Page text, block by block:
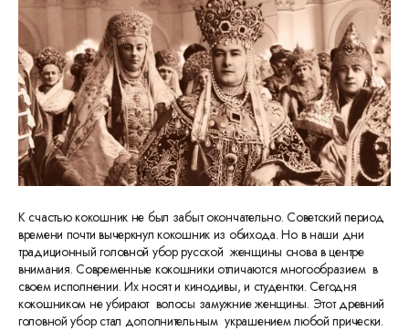
К счастью кокошник не был забыт окончательно. Советский период
времени почти вычеркнул кокошник из обихода. Но в наши дни
традиционный головной убор русской женщины снова в центре
внимания. Современные кокошники отличаются многообразием в
своем исполнении. Их носят и кинодивы, и студентки. Сегодня
кокошником не убирают волосы замужние женщины. Этот древний
головной убор стал дополнительным украшением любой прически.